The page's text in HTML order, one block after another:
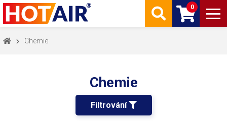
0
Chemie
Chemie
Filtrování